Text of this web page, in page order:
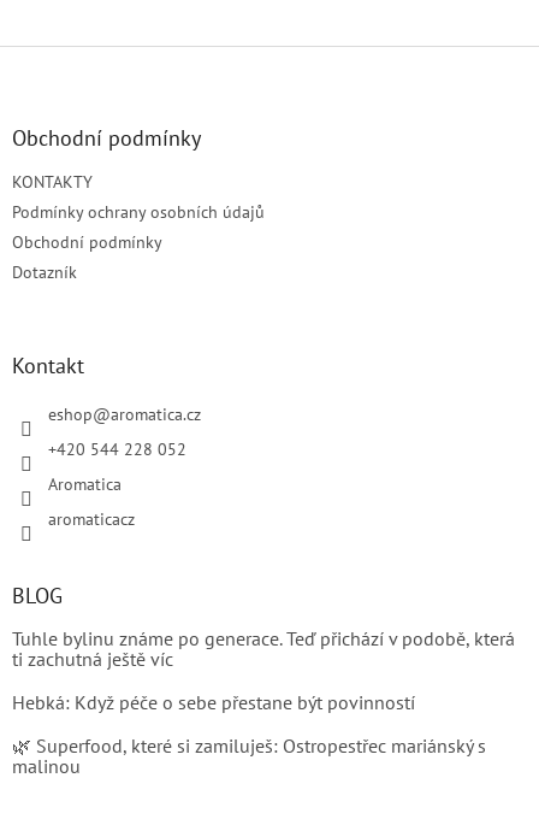
Z
Obchodní podmínky
KONTAKTY
Podmínky ochrany osobních údajů
Obchodní podmínky
Dotazník
Kontakt
eshop@aromatica.cz
+420 544 228 052
Aromatica
aromaticacz
BLOG
Tuhle bylinu známe po generace. Teď přichází v podobě, která
ti zachutná ještě víc
Hebká: Když péče o sebe přestane být povinností
🌿 Superfood, které si zamiluješ: Ostropestřec mariánský s
malinou